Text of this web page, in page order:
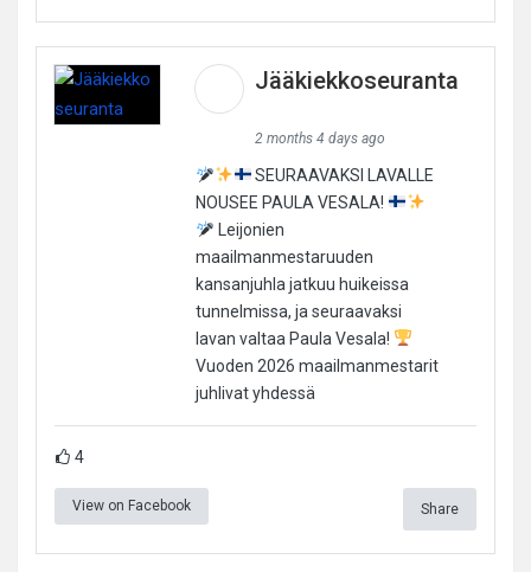
Jääkiekkoseuranta
2 months 4 days ago
SEURAAVAKSI LAVALLE
NOUSEE PAULA VESALA!
Leijonien
maailmanmestaruuden
kansanjuhla jatkuu huikeissa
tunnelmissa, ja seuraavaksi
lavan valtaa Paula Vesala!
Vuoden 2026 maailmanmestarit
juhlivat yhdessä
4
View on Facebook Share